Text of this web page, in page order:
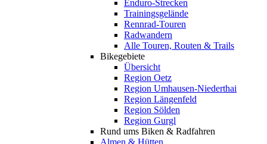
Enduro-Strecken
Trainingsgelände
Rennrad-Touren
Radwandern
Alle Touren, Routen & Trails
Bikegebiete
Übersicht
Region Oetz
Region Umhausen-Niederthai
Region Längenfeld
Region Sölden
Region Gurgl
Rund ums Biken & Radfahren
Almen & Hütten